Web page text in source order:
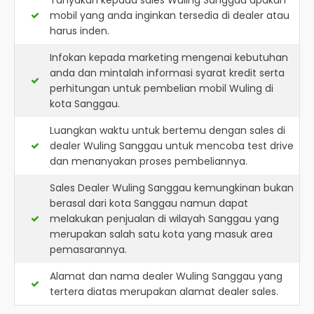
mobil yang anda inginkan tersedia di dealer atau
harus inden.
Infokan kepada marketing mengenai kebutuhan
anda dan mintalah informasi syarat kredit serta
perhitungan untuk pembelian mobil Wuling di
kota Sanggau.
Luangkan waktu untuk bertemu dengan sales di
dealer Wuling Sanggau untuk mencoba test drive
dan menanyakan proses pembeliannya.
Sales Dealer Wuling Sanggau kemungkinan bukan
berasal dari kota Sanggau namun dapat
melakukan penjualan di wilayah Sanggau yang
merupakan salah satu kota yang masuk area
pemasarannya.
Alamat dan nama dealer Wuling Sanggau yang
tertera diatas merupakan alamat dealer sales.